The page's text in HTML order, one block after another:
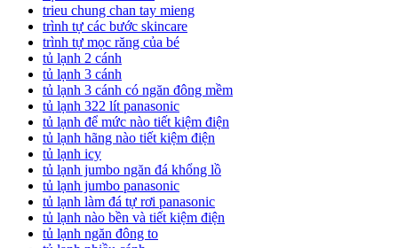
trieu chung chan tay mieng
trình tự các bước skincare
trình tự mọc răng của bé
tủ lạnh 2 cánh
tủ lạnh 3 cánh
tủ lạnh 3 cánh có ngăn đông mềm
tủ lạnh 322 lít panasonic
tủ lạnh để mức nào tiết kiệm điện
tủ lạnh hãng nào tiết kiệm điện
tủ lạnh icy
tủ lạnh jumbo ngăn đá khổng lồ
tủ lạnh jumbo panasonic
tủ lạnh làm đá tự rơi panasonic
tủ lạnh nào bền và tiết kiệm điện
tủ lạnh ngăn đông to